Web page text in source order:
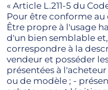
« Article L.211-5 du
Pour être conforme au
Être propre à l'usage
d'un bien semblable
correspondre à la
vendeur et posséder
présentées à
ou de modèle ; -